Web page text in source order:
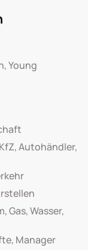
Young
Autohändler,
Wasser,
Manager